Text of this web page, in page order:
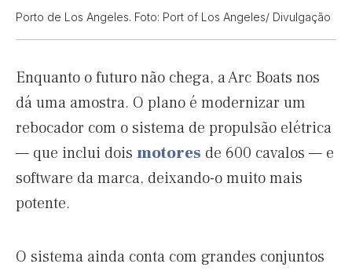
Porto de Los Angeles. Foto: Port of Los Angeles/ Divulgação
Enquanto o futuro não chega, a Arc Boats nos
dá uma amostra. O plano é modernizar um
rebocador com o sistema de propulsão elétrica
— que inclui dois motores de 600 cavalos — e
software da marca, deixando-o muito mais
potente.
O sistema ainda conta com grandes conjuntos